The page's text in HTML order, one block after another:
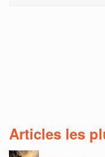
Articles les